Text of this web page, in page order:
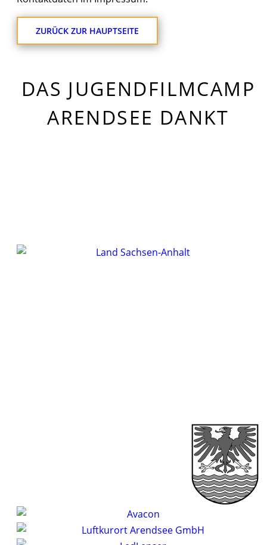
ZURÜCK ZUR HAUPTSEITE
DAS JUGENDFILMCAMP
ARENDSEE DANKT